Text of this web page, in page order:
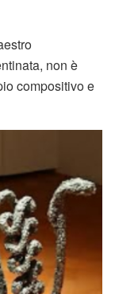
non è
compositivo e